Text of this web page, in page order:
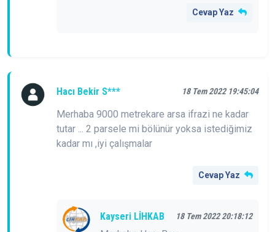
Cevap Yaz
Hacı Bekir S*** 18 Tem 2022 19:45:04
Merhaba 9000 metrekare arsa ifrazi ne kadar
tutar ... 2 parsele mi bölünür yoksa istediğimiz
kadar mı ,iyi çalışmalar
Cevap Yaz
Kayseri LİHKAB 18 Tem 2022 20:18:12